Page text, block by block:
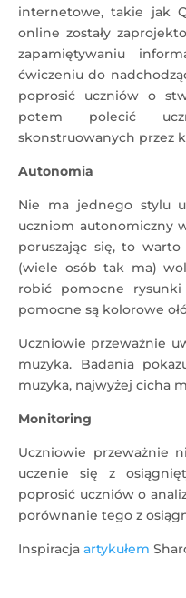
internetowe, takie jak
online zostały
zapamiętywaniu
ćwiczeniu do
poprosić uczniów o
potem polecić
skonstruowanych przez
Autonomia
Nie ma jednego stylu
uczniom autonomiczny
poruszając się, to
(wiele osób tak ma)
robić pomocne
pomocne są kolorowe
Uczniowie przeważnie
muzyka. Badania
muzyka, najwyżej cicha
Monitoring
Uczniowie przeważnie
uczenie się z
poprosić uczniów o
porównanie tego z
Inspiracja artykułem